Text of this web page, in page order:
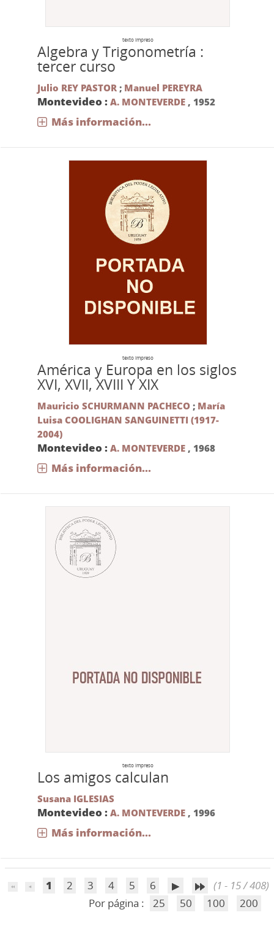
texto impreso
Algebra y Trigonometría :
tercer curso
Julio REY PASTOR; Manuel PEREYRA
Montevideo : A. MONTEVERDE, 1952
Más información...
texto impreso
América y Europa en los siglos
XVI, XVII, XVIII Y XIX
Mauricio SCHURMANN PACHECO ; María
Luisa COOLIGHAN SANGUINETTI (1917-
2004)
Montevideo : A. MONTEVERDE, 1968
Más información...
texto impreso
Los amigos calculan
Susana IGLESIAS
Montevideo : A. MONTEVERDE, 1996
Más información...
1 2 3 4 5 6
(1 - 15 / 408)
Por página :
25 50 100 200